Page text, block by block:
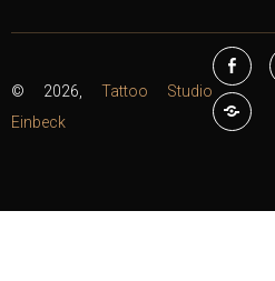
© 2026, Tattoo Studio
Einbeck